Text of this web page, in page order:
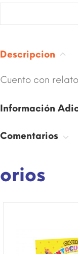
Descripcion
Cuento con
Información
Comentarios